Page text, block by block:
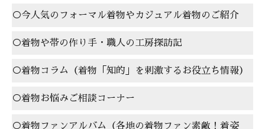
○今人気のフォーマル着物やカジュアル着物のご紹介
○着物や帯の作り手・職人の工房探訪記
○着物コラム（着物「知的」を刺激するお役立ち情報）
○着物お悩みご相談コーナー
○着物ファンアルバム（各地の着物ファン素敵！着姿